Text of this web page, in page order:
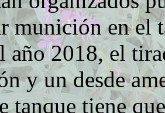
munición en el
año 2018, el
y un desde
tanque tiene